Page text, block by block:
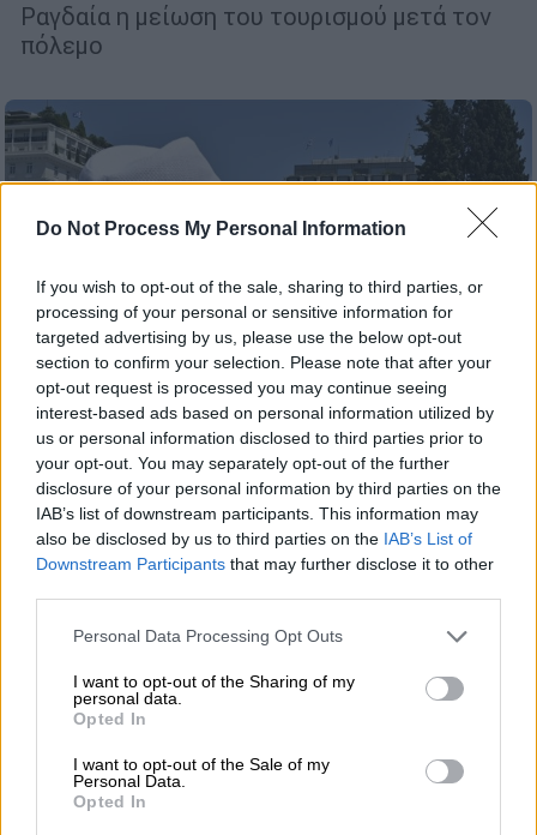
Do Not Process My Personal Information
If you wish to opt-out of the sale, sharing to third parties, or
processing of your personal or sensitive information for
targeted advertising by us, please use the below opt-out
section to confirm your selection. Please note that after your
opt-out request is processed you may continue seeing
interest-based ads based on personal information utilized by
us or personal information disclosed to third parties prior to
your opt-out. You may separately opt-out of the further
disclosure of your personal information by third parties on the
IAB’s list of downstream participants. This information may
also be disclosed by us to third parties on the IAB’s List of
Downstream Participants that may further disclose it to other
Please note that this website/app uses one or more Google
not limited to your visit or usage behaviour. You may click to
grant or deny consent to Google and its third-party tags to
use your data for below specified purposes in below Google
consent section.
Personal Data Processing Opt Outs
I want to opt-out of the Sharing of my
personal data.
Opted In
I want to opt-out of the Sale of my
Personal Data.
Opted In
Ραγδαία η μείωση του τουρισμού μετά τον
πόλεμο
Οικονομία|16.07.2026 06:35
Καμπανάκι για τον ελληνικό τουρισμό:
Πτώση έως 10%, φθηνότερα πακέτα και
αγωνία για τη σεζόν
Μέχρι στιγμής ως αρκετά δημοφιλείς
προορισμοί χαρακτηρίζονται νησιά των
Δωδεκανήσων, ενώ αρκετή τουριστική
κίνηση καταγράφει και η Κρήτη